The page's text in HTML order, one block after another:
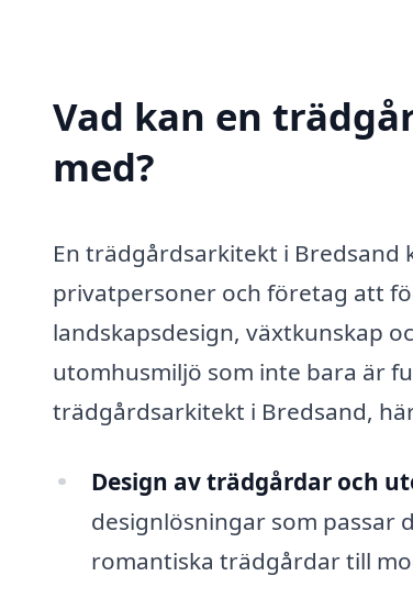
Vad kan en
med?
En trädgårdsarkitekt i Bredsand
privatpersoner och företag att
landskapsdesign, växtkunskap
utomhusmiljö som inte bara är
trädgårdsarkitekt i Bredsand,
Design av trädgårdar och
designlösningar som passar
romantiska trädgårdar till